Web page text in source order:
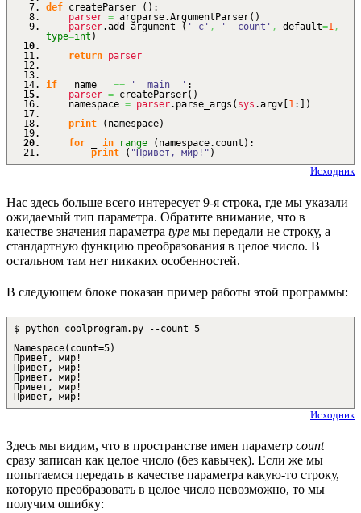
def createParser ( ) :
parser = argparse.ArgumentParser( )
parser.add_argument ( '-c' , '--count' , default=1,
type=int )
return parser
if __name__ == '__main__' :
parser = createParser( )
namespace = parser. parse_args ( sys .argv 1:
)
print
( namespace)
for
in range ( namespace. count ) :
print
( "Привет, мир!" )
Исходник
Нас здесь больше всего интересует 9-я строка, где мы указали
ожидаемый тип параметра. Обратите внимание, что в
качестве значения параметра type мы передали не строку, а
стандартную функцию преобразования в целое число. В
остальном там нет никаких особенностей.
В следующем блоке показан пример работы этой программы:
$ python coolprogram.py --count 5
Namespace(count=5)
Привет, мир!
Привет, мир!
Привет, мир!
Привет, мир!
Привет, мир!
Исходник
Здесь мы видим, что в пространстве имен параметр count
сразу записан как целое число (без кавычек). Если же мы
попытаемся передать в качестве параметра какую-то строку,
которую преобразовать в целое число невозможно, то мы
получим ошибку: